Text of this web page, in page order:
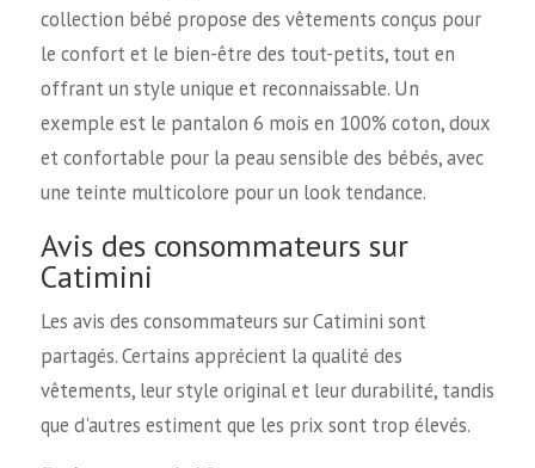
collection bébé propose des vêtements conçus pour
le confort et le bien-être des tout-petits, tout en
offrant un style unique et reconnaissable. Un
exemple est le pantalon 6 mois en 100% coton, doux
et confortable pour la peau sensible des bébés, avec
une teinte multicolore pour un look tendance.
Avis des consommateurs sur
Catimini
Les avis des consommateurs sur Catimini sont
partagés. Certains apprécient la qualité des
vêtements, leur style original et leur durabilité, tandis
que d'autres estiment que les prix sont trop élevés.